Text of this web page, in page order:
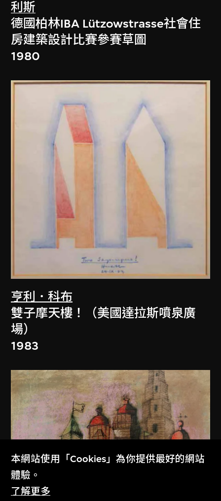
利斯
德國柏林IBA Lützowstrasse社會住
房建築設計比賽參賽草圖
1980
亨利．科布
雙子摩天樓！（美國達拉斯噴泉廣
場）
1983
本網站使用「Cookies」為你提供最好的網站
體驗。
了解更多